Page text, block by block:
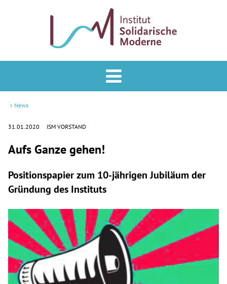
Podcast
Veranstaltungen
ISM
Mitglied werden
Newsletter
Spenden
Kontakt
News
31.01.2020 ISM VORSTAND
Aufs Ganze gehen!
Positionspapier zum 10-jährigen Jubiläum der
Gründung des Instituts